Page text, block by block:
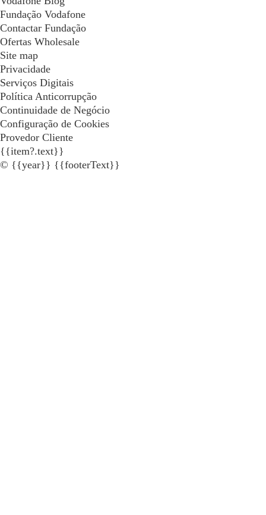
Fundação Vodafone
Contactar Fundação
Ofertas Wholesale
Site map
Privacidade
Serviços Digitais
Política Anticorrupção
Continuidade de Negócio
Configuração de Cookies
Provedor Cliente
{{item?.text}}
© {{year}} {{footerText}}